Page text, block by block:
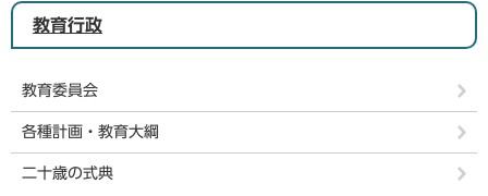
教育行政
教育委員会
各種計画・教育大綱
二十歳の式典